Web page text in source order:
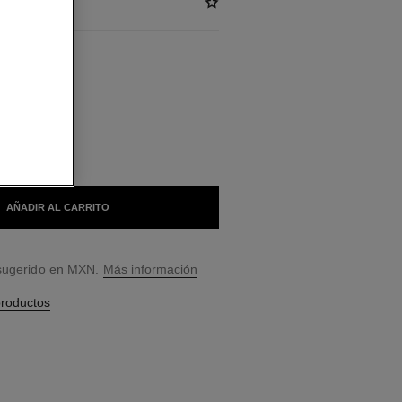
AÑADIR AL CARRITO
en MXN. Más información